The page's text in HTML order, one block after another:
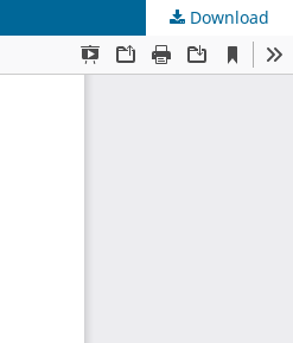
Download